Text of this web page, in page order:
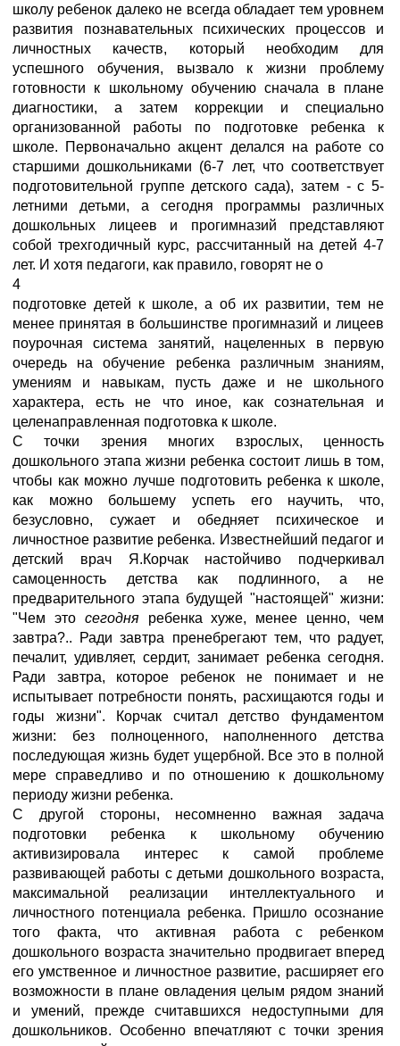
школу ребенок далеко не всегда обладает тем уровнем
развития познавательных психических процессов и
личностных качеств, который необходим для
успешного обучения, вызвало к жизни проблему
готовности к школьному обучению сначала в плане
диагностики, а затем коррекции и специально
организованной работы по подготовке ребенка к
школе. Первоначально акцент делался на работе со
старшими дошкольниками (6-7 лет, что соответствует
подготовительной группе детского сада), затем - с 5-
летними детьми, а сегодня программы различных
дошкольных лицеев и прогимназий представляют
собой трехгодичный курс, рассчитанный на детей 4-7
лет. И хотя педагоги, как правило, говорят не о
4
подготовке детей к школе, а об их развитии, тем не
менее принятая в большинстве прогимназий и лицеев
поурочная система занятий, нацеленных в первую
очередь на обучение ребенка различным знаниям,
умениям и навыкам, пусть даже и не школьного
характера, есть не что иное, как сознательная и
целенаправленная подготовка к школе.
С точки зрения многих взрослых, ценность
дошкольного этапа жизни ребенка состоит лишь в том,
чтобы как можно лучше подготовить ребенка к школе,
как можно большему успеть его научить, что,
безусловно, сужает и обедняет психическое и
личностное развитие ребенка. Известнейший педагог и
детский врач Я.Корчак настойчиво подчеркивал
самоценность детства как подлинного, а не
предварительного этапа будущей "настоящей" жизни:
"Чем это сегодняребенка хуже, менее ценно, чем
завтра?.. Ради завтра пренебрегают тем, что радует,
печалит, удивляет, сердит, занимает ребенка сегодня.
Ради завтра, которое ребенок не понимает и не
испытывает потребности понять, расхищаются годы и
годы жизни". Корчак считал детство фундаментом
жизни: без полноценного, наполненного детства
последующая жизнь будет ущербной. Все это в полной
мере справедливо и по отношению к дошкольному
периоду жизни ребенка.
С другой стороны, несомненно важная задача
подготовки ребенка к школьному обучению
активизировала интерес к самой проблеме
развивающей работы с детьми дошкольного возраста,
максимальной реализации интеллектуального и
личностного потенциала ребенка. Пришло осознание
того факта, что активная работа с ребенком
дошкольного возраста значительно продвигает вперед
его умственное и личностное развитие, расширяет его
возможности в плане овладения целым рядом знаний
и умений, прежде считавшихся недоступными для
дошкольников. Особенно впечатляют с точки зрения